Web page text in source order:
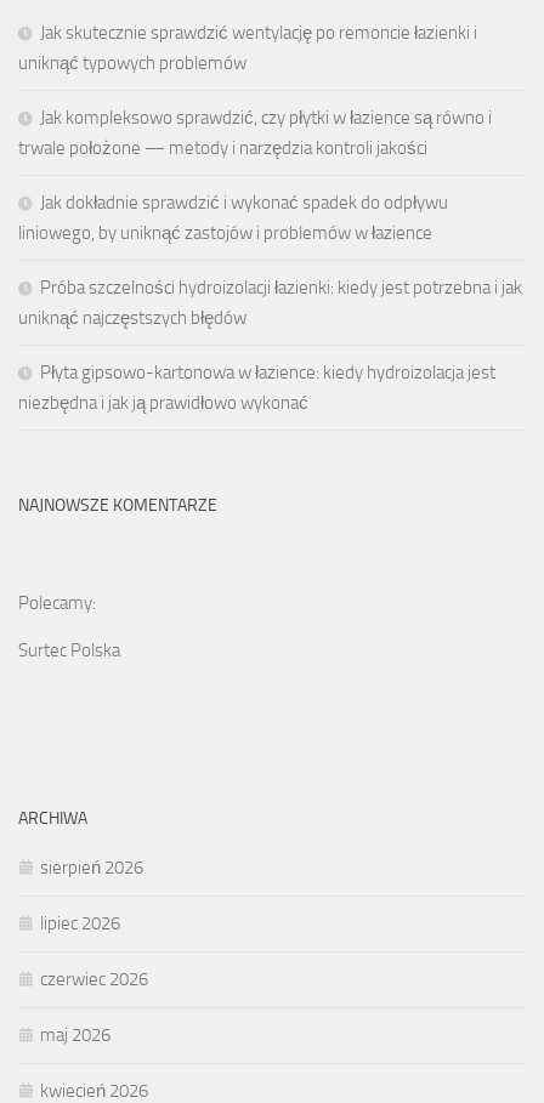
Jak skutecznie sprawdzić wentylację po remoncie łazienki i
uniknąć typowych problemów
Jak kompleksowo sprawdzić, czy płytki w łazience są równo i
trwale położone — metody i narzędzia kontroli jakości
Jak dokładnie sprawdzić i wykonać spadek do odpływu
liniowego, by uniknąć zastojów i problemów w łazience
Próba szczelności hydroizolacji łazienki: kiedy jest potrzebna i jak
uniknąć najczęstszych błędów
Płyta gipsowo-kartonowa w łazience: kiedy hydroizolacja jest
niezbędna i jak ją prawidłowo wykonać
NAJNOWSZE KOMENTARZE
Polecamy:
Surtec Polska
ARCHIWA
sierpień 2026
lipiec 2026
czerwiec 2026
maj 2026
kwiecień 2026